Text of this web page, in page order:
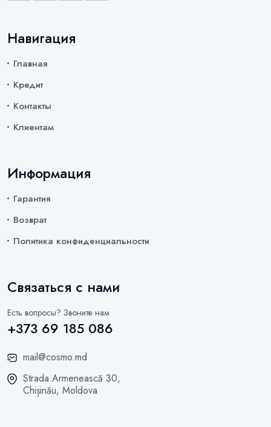
Навигация
Главная
Кредит
Контакты
Клиентам
Информация
Гарантия
Возврат
Политика конфиденциальности
Связаться с нами
Есть вопросы? Звоните нам
+373 69 185 086
mail@cosmo.md
Strada Armenească 30,
Chișinău, Moldova